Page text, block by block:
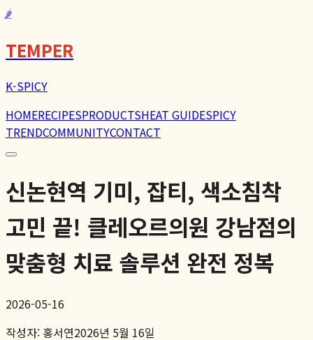
🌶️
TEMPER
K-SPICY
HOMERECIPESPRODUCTSHEAT GUIDESPICY
TRENDCOMMUNITYCONTACT
신논현역 기미, 잡티, 색소침착
고민 끝! 클레오르의원 강남점의
맞춤형 치료 솔루션 완전 정복
2026-05-16
작성자: 홍서연2026년 5월 16일